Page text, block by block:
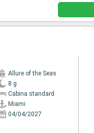
Allure of the Seas
8 g
Cabina standard
Miami
04/04/2027